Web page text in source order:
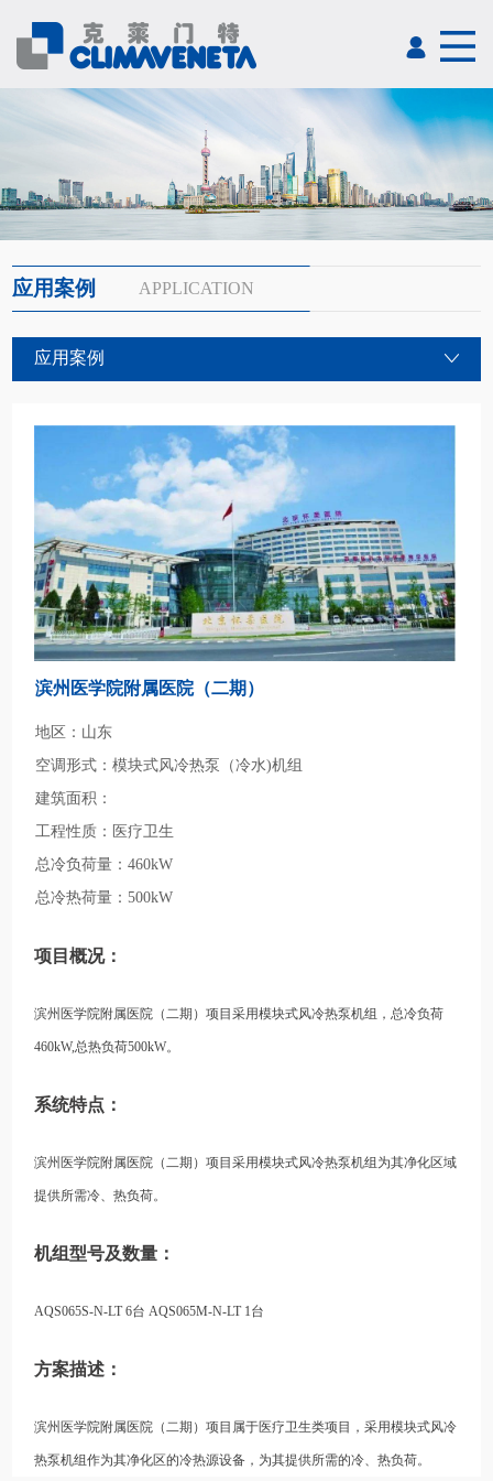
应用案例 APPLICATION
应用案例
滨州医学院附属医院（二期）
地区：山东
空调形式：模块式风冷热泵（冷水)机组
建筑面积：
工程性质：医疗卫生
总冷负荷量：460kW
总冷热荷量：500kW
项目概况：
滨州医学院附属医院（二期）项目采用模块式风冷热泵机组，总冷负荷
460kW,总热负荷500kW。
系统特点：
滨州医学院附属医院（二期）项目采用模块式风冷热泵机组为其净化区域
提供所需冷、热负荷。
机组型号及数量：
AQS065S-N-LT 6台 AQS065M-N-LT 1台
方案描述：
滨州医学院附属医院（二期）项目属于医疗卫生类项目，采用模块式风冷
热泵机组作为其净化区的冷热源设备，为其提供所需的冷、热负荷。